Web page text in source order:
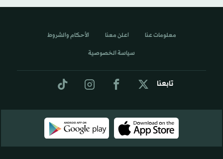
تابعنا
معلومات عنا اعلن معنا الأحكام والشروط
سياسة الخصوصية